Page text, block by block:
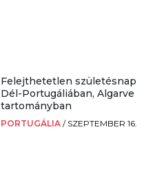
Felejthetetlen születésnap
Dél-Portugáliában, Algarve
tartományban
PORTUGÁLIA / SZEPTEMBER 16.